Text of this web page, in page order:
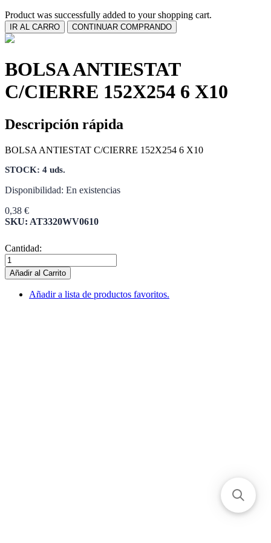
Product was successfully added to your shopping cart.
IR AL CARRO CONTINUAR COMPRANDO
BOLSA ANTIESTAT
C/CIERRE 152X254 6 X10
Descripción rápida
BOLSA ANTIESTAT C/CIERRE 152X254 6 X10
STOCK: 4 uds.
Disponibilidad: En existencias
0,38 €
SKU: AT3320WV0610
Cantidad:
Añadir al Carrito
Añadir a lista de productos favoritos.